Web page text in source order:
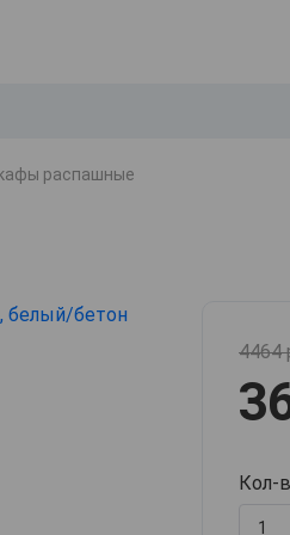
распашные
4464
Кол-